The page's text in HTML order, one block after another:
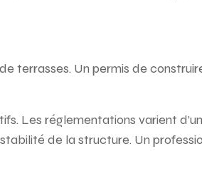
terrasses. Un permis de
Les réglementations varient
de la structure. Un